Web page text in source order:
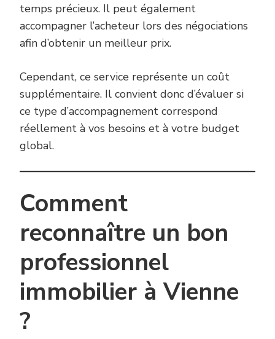
temps précieux. Il peut également
accompagner l’acheteur lors des négociations
afin d’obtenir un meilleur prix.
Cependant, ce service représente un coût
supplémentaire. Il convient donc d’évaluer si
ce type d’accompagnement correspond
réellement à vos besoins et à votre budget
global.
Comment
reconnaître un bon
professionnel
immobilier à Vienne
?